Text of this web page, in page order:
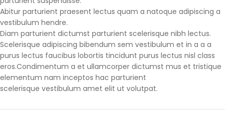
Abitur parturient praesent lectus quam a natoque adipiscing a
vestibulum hendre.
Diam parturient dictumst parturient scelerisque nibh lectus.
Scelerisque adipiscing bibendum sem vestibulum et in a a a
purus lectus faucibus lobortis tincidunt purus lectus nisl class
eros.Condimentum a et ullamcorper dictumst mus et tristique
elementum nam inceptos hac parturient
scelerisque vestibulum amet elit ut volutpat.